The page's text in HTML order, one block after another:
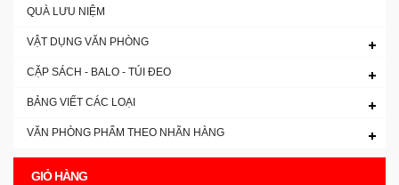
QUÀ LƯU NIỆM
VẬT DỤNG VĂN PHÒNG
CẶP SÁCH - BALO - TÚI ĐEO
BẢNG VIẾT CÁC LOẠI
VĂN PHÒNG PHẨM THEO NHÃN HÀNG
GIỎ HÀNG